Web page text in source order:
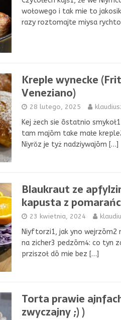
wołowego i tak mie to
razy roztomajte miysa
Kreple wynecke
Veneziano)
28 lutego, 2025
Kej żech sie ôstatnio
tam majōm take małe
Niyrŏz je tyż nadziywajōm […]
Blaukraut ze
kapusta z
23 kwietnia, 2024
Niyftorzi1, jak yno wejrzōm2
na zicher3 pedzōm4: co tyn
prziszoł dō mie bez […]
Torta prawie
zwyczajny ;) )